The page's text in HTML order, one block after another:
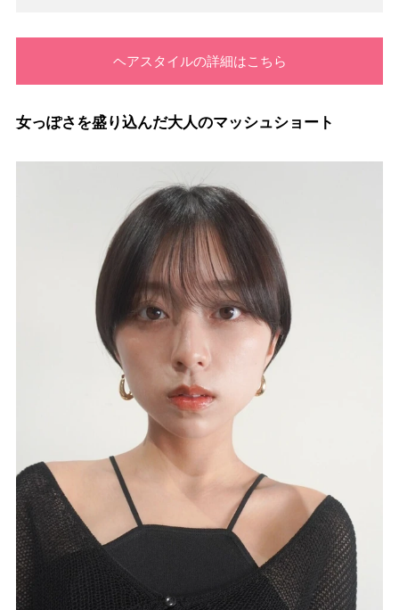
ヘアスタイルの詳細はこちら
女っぽさを盛り込んだ大人のマッシュショート